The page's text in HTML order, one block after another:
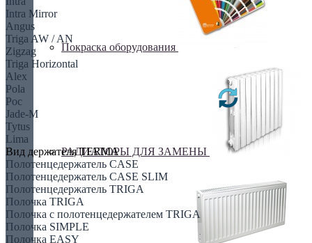
Покраска оборудования
РАДИАТОРЫ ДЛЯ ЗАМЕНЫ
Intra Mirror
Angus
Triga AW / AN
Zigzag
Triga Horizontal
Alex
Pola
Poc
Jade-M
Tytus
Lima
Вид держателя TERMA
Полотенцедержатель CASE
Полотенцедержатель CASE SLIM
Полотенцедержатель TRIGA
Полочка TRIGA
Полочка с полотенцедержателем TRIGA
Полочка SIMPLE
Полочка EASY